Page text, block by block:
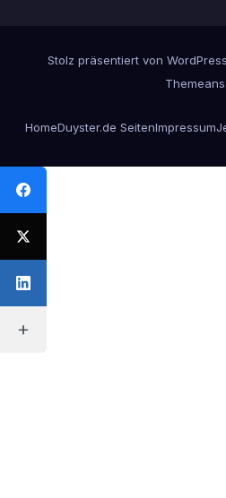
Stolz präsentiert von WordPress
HomeDuyster.de SeitenImpressum